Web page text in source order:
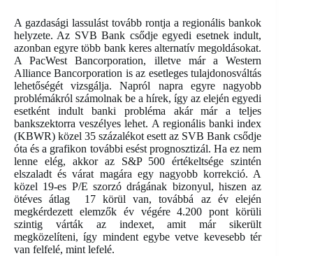
A gazdasági lassulást tovább rontja a regionális bankok
helyzete. Az SVB Bank csődje egyedi esetnek indult,
azonban egyre több bank keres alternatív megoldásokat.
A PacWest Bancorporation, illetve már a Western
Alliance Bancorporation is az esetleges tulajdonosváltás
lehetőségét vizsgálja. Napról napra egyre nagyobb
problémákról számolnak be a hírek, így az elején egyedi
esetként indult banki probléma akár már a teljes
bankszektorra veszélyes lehet. A regionális banki index
(KBWR) közel 35 százalékot esett az SVB Bank csődje
óta és a grafikon további esést prognosztizál. Ha ez nem
lenne elég, akkor az S&P 500 értékeltsége szintén
elszaladt és várat magára egy nagyobb korrekció. A
közel 19-es P/E szorzó drágának bizonyul, hiszen az
ötéves átlag 17 körül van, továbbá az év elején
megkérdezett elemzők év végére 4.200 pont körüli
szintig várták az indexet, amit már sikerült
megközelíteni, így mindent egybe vetve kevesebb tér
van felfelé, mint lefelé.